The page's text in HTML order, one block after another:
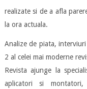
realizate si de a afla
la ora actuala.
Analize de piata,
2 al celei mai moderne
Revista ajunge la
aplicatori si